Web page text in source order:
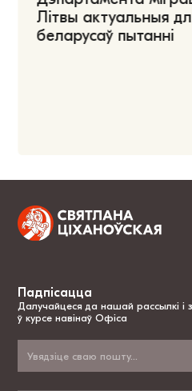
Літвы актуальныя
беларусаў пытанні
Падпісацца
Далучайцеся да нашай рассылкі і
ў курсе навінаў Офіса